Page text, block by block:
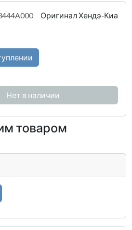
Оригинал Хендэ-Киа
Нет в наличии
товаром